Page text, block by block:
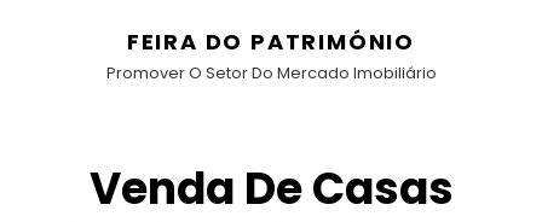
FEIRA DO PATRIMÓNIO
Promover O Setor Do Mercado Imobiliário
Venda De Casas